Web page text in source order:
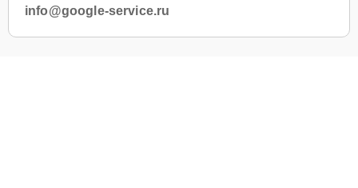
info@google-service.ru